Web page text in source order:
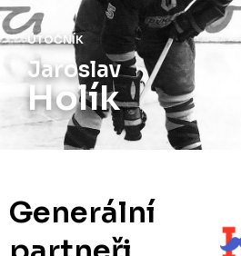
ÚTOČNÍK
Jaroslav
Holík
Generální